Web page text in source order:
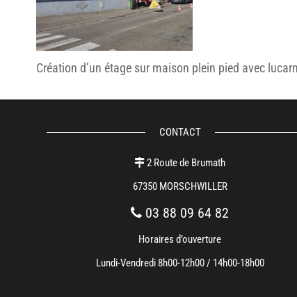
Création d’un étage sur maison plein pied avec
CONTACT
2 Route de Brumath
67350 MORSCHWILLER
03 88 09 64 82
Horaires d’ouverture
Lundi-Vendredi 8h00-12h00 / 14h00-18h00